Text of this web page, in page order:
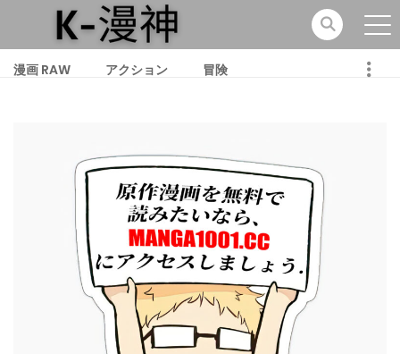
漫画 RAW アクション 冒険